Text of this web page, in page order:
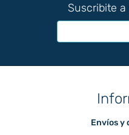
Suscribite
Envíos y